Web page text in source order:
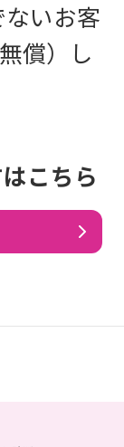
いお客
償）し
こちら